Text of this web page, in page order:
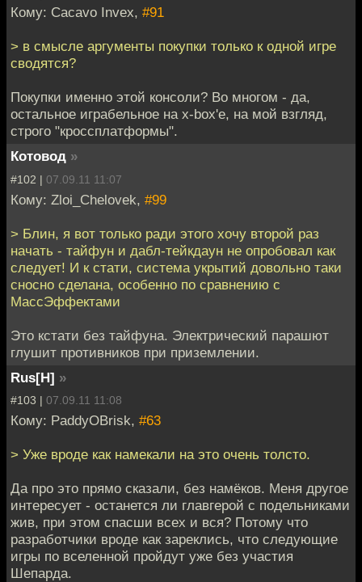
Кому: Cacavo Invex, #91
> в смысле аргументы покупки только к одной игре
сводятся?
Покупки именно этой консоли? Во многом - да,
остальное играбельное на x-box'е, на мой взгляд,
строго "кроссплатформы".
Котовод »
#102 | 07.09.11 11:07
Кому: Zloi_Chelovek, #99
> Блин, я вот только ради этого хочу второй раз
начать - тайфун и дабл-тейкдаун не опробовал как
следует! И к стати, система укрытий довольно таки
сносно сделана, особенно по сравнению с
МассЭффектами
Это кстати без тайфуна. Электрический парашют
глушит противников при приземлении.
Rus[H] »
#103 | 07.09.11 11:08
Кому: PaddyOBrisk, #63
> Уже вроде как намекали на это очень толсто.
Да про это прямо сказали, без намёков. Меня другое
интересует - останется ли главгерой с подельниками
жив, при этом спасши всех и вся? Потому что
разработчики вроде как зареклись, что следующие
игры по вселенной пройдут уже без участия
Шепарда.